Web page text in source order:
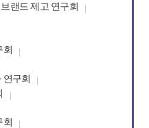
랜드 제고 연구회
회
연구회
회